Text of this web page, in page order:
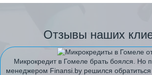
Отзывы наших
Микрокредит в Гомеле брать боялся. Но
менеджером Finansi.by решился